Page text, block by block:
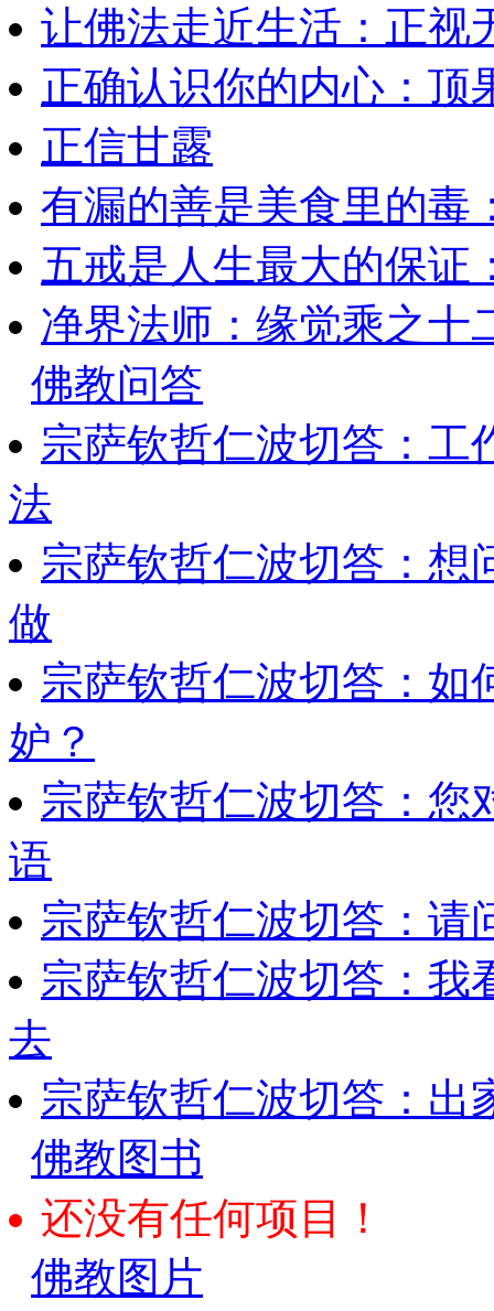
让佛法走近生活：正视
正确认识你的内心：顶
正信甘露
有漏的善是美食里的毒
五戒是人生最大的保证
净界法师：缘觉乘之
佛教问答
宗萨钦哲仁波切答：工
法
宗萨钦哲仁波切答：想
做
宗萨钦哲仁波切答：如
妒？
宗萨钦哲仁波切答：您
语
宗萨钦哲仁波切答：请
宗萨钦哲仁波切答：我
去
宗萨钦哲仁波切答：出
佛教图书
还没有任何项目！
佛教图片